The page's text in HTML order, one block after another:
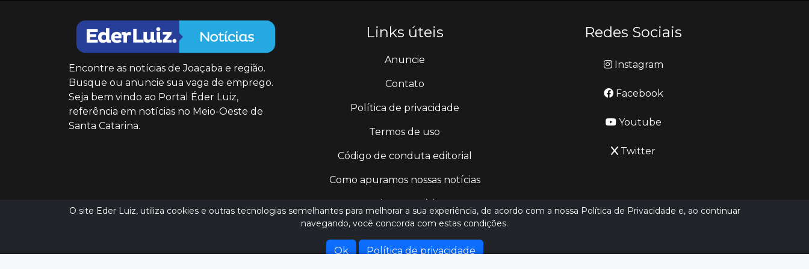
Encontre as notícias de Joaçaba e região.
Busque ou anuncie sua vaga de emprego.
Seja bem vindo ao Portal Éder Luiz,
referência em notícias no Meio-Oeste de
Santa Catarina.
Links úteis
Anuncie
Contato
Política de privacidade
Termos de uso
Código de conduta editorial
Como apuramos nossas notícias
Redes Sociais
Instagram
Facebook
Youtube
Twitter
O site Eder Luiz, utiliza cookies e outras tecnologias semelhantes para melhorar a sua experiência, de acordo com a nossa Política de Privacidade e, ao continuar
navegando, você concorda com estas condições.
Ok Política de privacidade